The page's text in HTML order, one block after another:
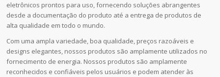
eletrônicos prontos para uso, fornecendo soluções abrangentes
desde a documentação do produto até a entrega de produtos de
alta qualidade em todo o mundo.
Com uma ampla variedade, boa qualidade, preços razoáveis e
designs elegantes, nossos produtos são amplamente utilizados no
fornecimento de energia. Nossos produtos são amplamente
reconhecidos e confiáveis pelos usuários e podem atender às